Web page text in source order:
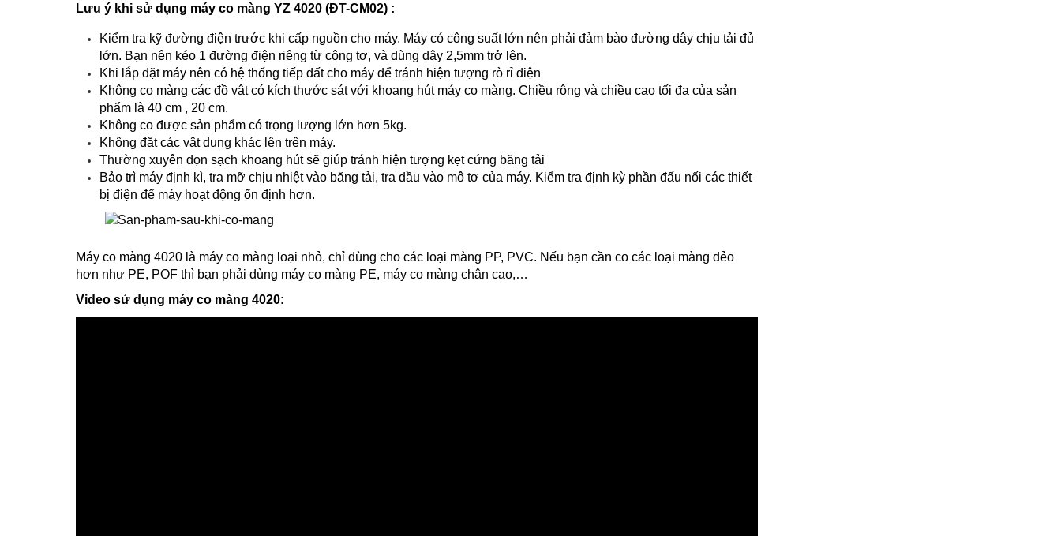
Lưu ý khi sử dụng máy co màng YZ 4020 (ĐT-CM02) :
Kiểm tra kỹ đường điện trước khi cấp nguồn cho máy. Máy có công suất lớn nên phải đảm bào đường dây chịu tải đủ
lớn. Bạn nên kéo 1 đường điện riêng từ công tơ, và dùng dây 2,5mm trở lên.
Khi lắp đặt máy nên có hệ thống tiếp đất cho máy để tránh hiện tượng rò rỉ điện
Không co màng các đồ vật có kích thước sát với khoang hút máy co màng. Chiều rộng và chiều cao tối đa của sản
phẩm là 40 cm , 20 cm.
Không co được sản phẩm có trọng lượng lớn hơn 5kg.
Không đặt các vật dụng khác lên trên máy.
Thường xuyên dọn sạch khoang hút sẽ giúp tránh hiện tượng kẹt cứng băng tải
Bảo trì máy định kì, tra mỡ chịu nhiệt vào băng tải, tra dầu vào mô tơ của máy. Kiểm tra định kỳ phần đấu nối các thiết
bị điện để máy hoạt động ổn định hơn.
Máy co màng 4020 là máy co màng loại nhỏ, chỉ dùng cho các loại màng PP, PVC. Nếu bạn cần co các loại màng dẻo
hơn như PE, POF thì bạn phải dùng máy co màng PE, máy co màng chân cao,…
Video sử dụng máy co màng 4020: